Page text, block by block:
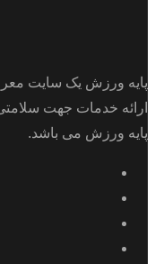
پایه ورزش یک سایت
ارائه خدمات جهت
پایه ورزش می باشد.